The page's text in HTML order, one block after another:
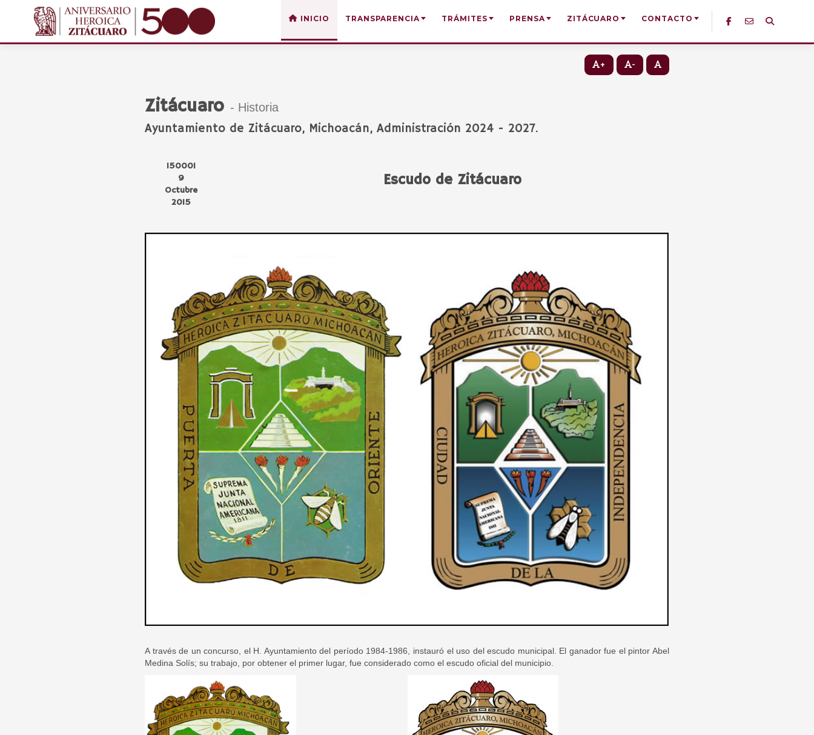
INICIO TRANSPARENCIA TRÁMITES PRENSA ZITÁCUARO CONTACTO
+ -
Zitácuaro - Historia
Ayuntamiento de Zitácuaro, Michoacán, Administración 2024 - 2027.
150001
9
Octubre
2015
Escudo de Zitácuaro
A través de un concurso, el H. Ayuntamiento del período 1984-1986, instauró el uso del escudo municipal. El ganador fue el pintor Abel
Medina Solís; su trabajo, por obtener el primer lugar, fue considerado como el escudo oficial del municipio.